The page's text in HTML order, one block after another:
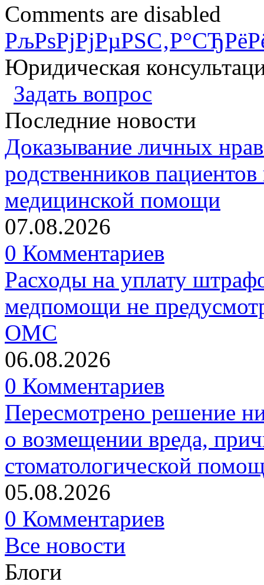
Comments are disabled
Юридическая
Задать вопрос
Последние новости
Доказывание личных
родственников
медицинской помощи
07.08.2026
0 Комментариев
Расходы на уплату
медпомощи не
ОМС
06.08.2026
0 Комментариев
Пересмотрено решение
о возмещении вреда,
стоматологической
05.08.2026
0 Комментариев
Все новости
Блоги